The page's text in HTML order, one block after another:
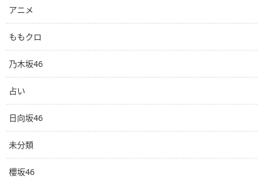
アニメ
ももクロ
乃木坂46
占い
日向坂46
未分類
櫻坂46